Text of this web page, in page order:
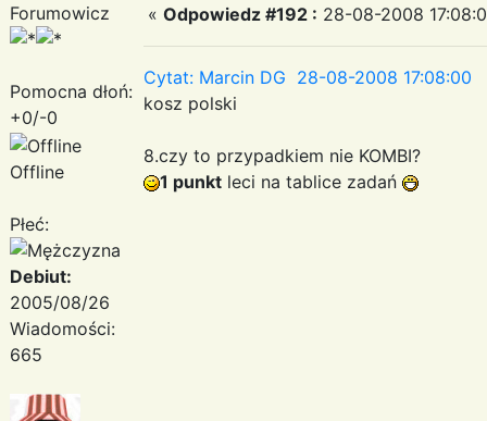
Forumowicz
Pomocna dłoń:
+0/-0
Offline
Płeć:
Debiut:
2005/08/26
Wiadomości:
665
« Odpowiedz #192 : 28-08-2008
Cytat: Marcin DG 28-08-2008 17:08:00
kosz polski
8.czy to przypadkiem nie KOMBI?
1 punkt leci na tablice zadań